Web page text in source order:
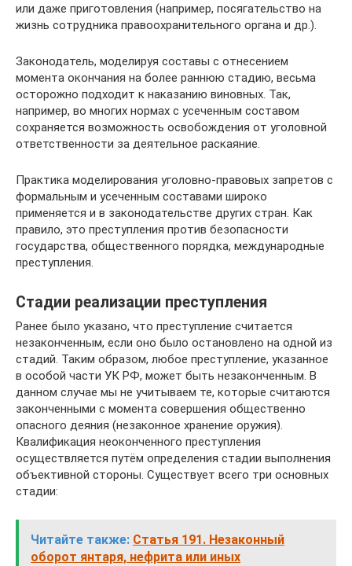
или даже приготовления (например, посягательство на
жизнь сотрудника правоохранительного органа и др.).
Законодатель, моделируя составы с отнесением
момента окончания на более раннюю стадию, весьма
осторожно подходит к наказанию виновных. Так,
например, во многих нормах с усеченным составом
сохраняется возможность освобождения от уголовной
ответственности за деятельное раскаяние.
Практика моделирования уголовно-правовых запретов с
формальным и усеченным составами широко
применяется и в законодательстве других стран. Как
правило, это преступления против безопасности
государства, общественного порядка, международные
преступления.
Стадии реализации преступления
Ранее было указано, что преступление считается
незаконченным, если оно было остановлено на одной из
стадий. Таким образом, любое преступление, указанное
в особой части УК РФ, может быть незаконченным. В
данном случае мы не учитываем те, которые считаются
законченными с момента совершения общественно
опасного деяния (незаконное хранение оружия).
Квалификация неоконченного преступления
осуществляется путём определения стадии выполнения
объективной стороны. Существует всего три основных
стадии:
Читайте также: Статья 191. Незаконный
оборот янтаря, нефрита или иных